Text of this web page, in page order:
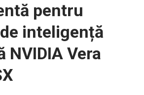
pentru
inteligență
Vera